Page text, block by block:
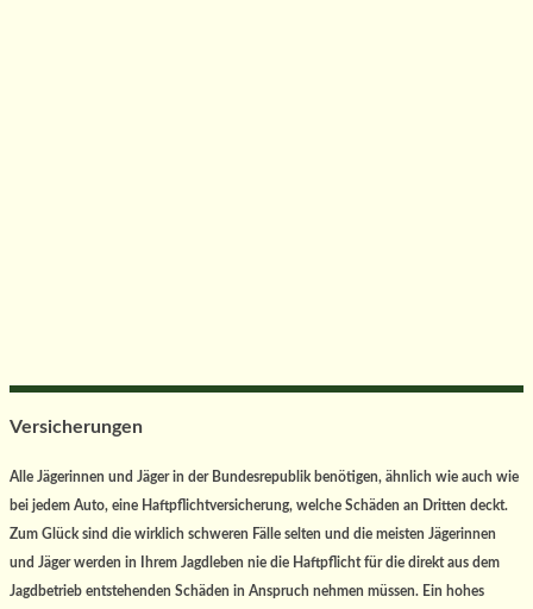
Versicherungen
Alle Jägerinnen und Jäger in der Bundesrepublik benötigen, ähnlich wie auch wie
bei jedem Auto, eine Haftpflichtversicherung, welche Schäden an Dritten deckt.
Zum Glück sind die wirklich schweren Fälle selten und die meisten Jägerinnen
und Jäger werden in Ihrem Jagdleben nie die Haftpflicht für die direkt aus dem
Jagdbetrieb entstehenden Schäden in Anspruch nehmen müssen. Ein hohes